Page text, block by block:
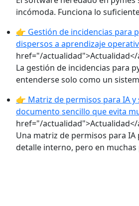
incómoda. Funciona lo
👉 Gestión de incidencias para
dispersos a aprendizaje
href="/actualidad">Actualidad</
La gestión de incidencias para
entenderse solo como un
👉 Matriz de permisos para IA y
documento sencillo que evita
href="/actualidad">Actualidad</
Una matriz de permisos para IA
detalle interno, pero en muchas